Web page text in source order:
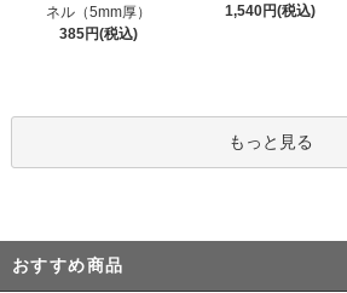
ネル（5mm厚）
385円(税込)
1,540円(税込)
もっと見る
おすすめ商品